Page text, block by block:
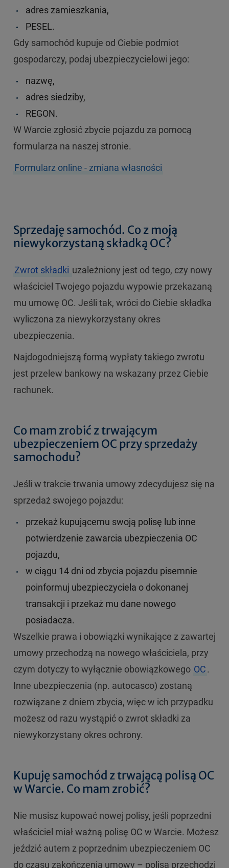
adres zamieszkania,
PESEL.
Gdy samochód kupuje od Ciebie podmiot
gospodarczy, podaj ubezpieczycielowi jego:
nazwę,
adres siedziby,
REGON.
W Warcie zgłosić zbycie pojazdu za pomocą
formularza na naszej stronie.
Formularz online - zmiana własności
Sprzedaję samochód. Co z moją
niewykorzystaną składką OC?
Zwrot składki uzależniony jest od tego, czy nowy
właściciel Twojego pojazdu wypowie przekazaną
mu umowę OC. Jeśli tak, wróci do Ciebie składka
wyliczona za niewykorzystany okres
ubezpieczenia.
Najdogodniejszą formą wypłaty takiego zwrotu
jest przelew bankowy na wskazany przez Ciebie
rachunek.
Co mam zrobić z trwającym
ubezpieczeniem OC przy sprzedaży
samochodu?
Jeśli w trakcie trwania umowy zdecydujesz się na
sprzedaż swojego pojazdu:
przekaż kupującemu swoją polisę lub inne
potwierdzenie zawarcia ubezpieczenia OC
pojazdu,
w ciągu 14 dni od zbycia pojazdu pisemnie
poinformuj ubezpieczyciela o dokonanej
transakcji i przekaż mu dane nowego
posiadacza.
Wszelkie prawa i obowiązki wynikające z zawartej
umowy przechodzą na nowego właściciela, przy
czym dotyczy to wyłącznie obowiązkowego OC.
Inne ubezpieczenia (np. autocasco) zostaną
rozwiązane z dniem zbycia, więc w ich przypadku
możesz od razu wystąpić o zwrot składki za
niewykorzystany okres ochrony.
Kupuję samochód z trwającą polisą OC
w Warcie. Co mam zrobić?
Nie musisz kupować nowej polisy, jeśli poprzedni
właściciel miał ważną polisę OC w Warcie. Możesz
jeździć autem z poprzednim ubezpieczeniem OC
do czasu zakończenia umowy – polisa przechodzi